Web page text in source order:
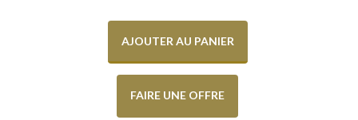
AJOUTER AU PANIER
FAIRE UNE OFFRE